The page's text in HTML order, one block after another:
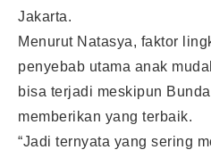
Jakarta.
Menurut Natasya, faktor
penyebab utama anak
bisa terjadi meskipun
memberikan yang terbaik.
“Jadi ternyata yang sering